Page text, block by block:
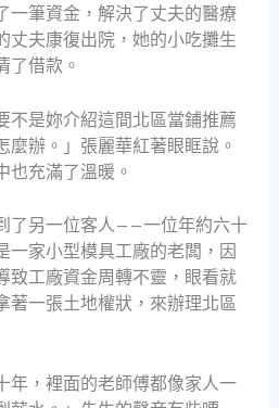
一筆資金，解決了丈夫的醫療
丈夫康復出院，她的小吃攤生
了借款。
不是妳介紹這間北區當鋪推薦
麼辦。」張麗華紅著眼眶說。
也充滿了溫暖。
了另一位客人——一位年約六十
一家小型模具工廠的老闆，因
致工廠資金周轉不靈，眼看就
著一張土地權狀，來辦理北區
年，裡面的老師傅都像家人一